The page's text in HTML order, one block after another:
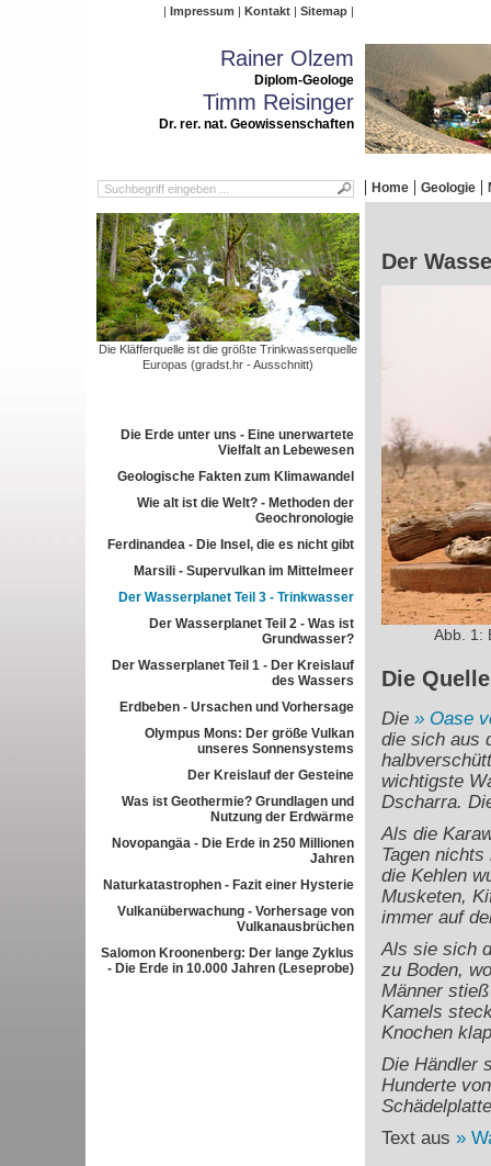
Impressum Kontakt Sitemap
Rainer Olzem
Diplom-Geologe
Timm Reisinger
Dr. rer. nat. Geowissenschaften
Home Geologie
Die Kläfferquelle ist die größte Trinkwasserquelle
Europas (gradst.hr - Ausschnitt)
Die Erde unter uns - Eine unerwartete
Vielfalt an Lebewesen
Geologische Fakten zum Klimawandel
Wie alt ist die Welt? - Methoden der
Geochronologie
Ferdinandea - Die Insel, die es nicht gibt
Marsili - Supervulkan im Mittelmeer
Der Wasserplanet Teil 3 - Trinkwasser
Der Wasserplanet Teil 2 - Was ist
Grundwasser?
Der Wasserplanet Teil 1 - Der Kreislauf
des Wassers
Erdbeben - Ursachen und Vorhersage
Olympus Mons: Der größe Vulkan
unseres Sonnensystems
Der Kreislauf der Gesteine
Was ist Geothermie? Grundlagen und
Nutzung der Erdwärme
Novopangäa - Die Erde in 250 Millionen
Jahren
Naturkatastrophen - Fazit einer Hysterie
Vulkanüberwachung - Vorhersage von
Vulkanausbrüchen
Salomon Kroonenberg: Der lange Zyklus
- Die Erde in 10.000 Jahren (Leseprobe)
Der
Abb. 1:
Die
Die
Oase
die sich aus
wichtigste
Dscharra.
Als die
Tagen
die Kehlen
Musketen,
immer auf
Als sie sich
zu Boden,
Männer
Kamels
Knochen
Die Händler
Hunderte
Text aus